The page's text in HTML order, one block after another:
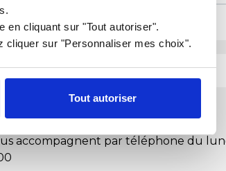
en cliquant sur "Tout autoriser".
cliquer sur "Personnaliser mes choix".
Tout autoriser
accompagnent par téléphone du